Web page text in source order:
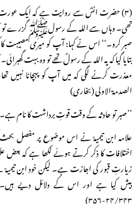
(۳) حضرت انسؓ سے روایت ہے کہ ایک عورت
تھی۔ وہاں سے اللہ کے رسولﷺ گزرے تو آپ
صبر کرو۔‘‘ اس نے کہا: آپ کو میری مصیبت کا
بتایا گیا کہ یہ اللہ کے رسولؐ تھے تو وہ بہت
معذرت کرنے لگی کہ میں آپ کو پہچانا نہیں
الصدمۃ الاولی (بخاری)
’’صبر تو حادثہ کے وقت قوتِ برداشت کا نام
علامہ ابن تیمیہؒ نے اس موضوع پر مفصل
اختلافات کا ذکر کرتے ہوئے لکھا ہے کہ
زیارتِ قبور کی اجازت ہے۔ لیکن خود ابن
پیش کیا ہے اور اس کے دلائل دیے ہیں۔
۲۴/۳۴۳-۳۵۶)